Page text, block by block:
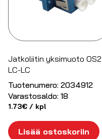
Jatkoliitin yksimuoto OS2
LC-LC
Tuotenumero: 2034912
Varastosaldo: 18
1.73€ / kpl
Lisää ostoskoriin